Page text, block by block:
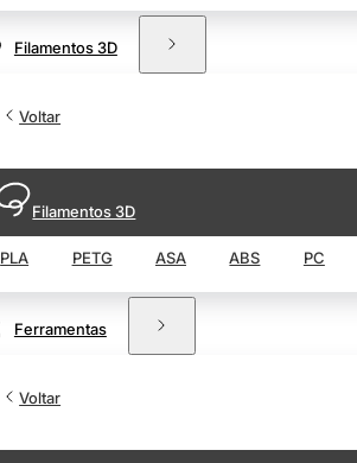
Filamentos 3D
Voltar
Filamentos 3D
PLA PETG ASA ABS PC
Ferramentas
Voltar